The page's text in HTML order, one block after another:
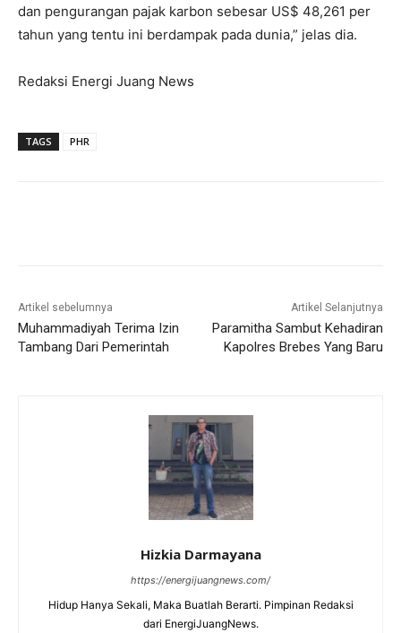
dan pengurangan pajak karbon sebesar US$ 48,261 per
tahun yang tentu ini berdampak pada dunia,” jelas dia.
Redaksi Energi Juang News
TAGS PHR
Artikel sebelumnya
Muhammadiyah Terima Izin
Tambang Dari Pemerintah
Artikel Selanjutnya
Paramitha Sambut Kehadiran
Kapolres Brebes Yang Baru
Hizkia Darmayana
https://energijuangnews.com/
Hidup Hanya Sekali, Maka Buatlah Berarti. Pimpinan Redaksi
dari EnergiJuangNews.